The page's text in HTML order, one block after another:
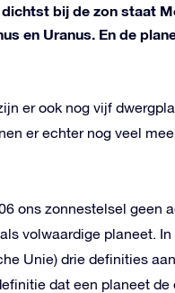
bij de zon staat
en Uranus. En de
er ook nog vijf
er echter nog veel
ons zonnestelsel geen
volwaardige planeet.
Unie) drie definities
dat een planeet